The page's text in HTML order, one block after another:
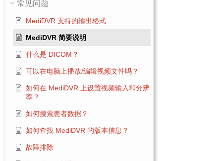
常见问题
MediDVR 支持的输出格式
MediDVR 简要说明
什么是 DICOM？
可以在电脑上播放/编辑视频文件吗？
如何在 MediDVR 上设置视频输入和分辨
率？
如何搜索患者数据？
如何查找 MediDVR 的版本信息？
故障排除